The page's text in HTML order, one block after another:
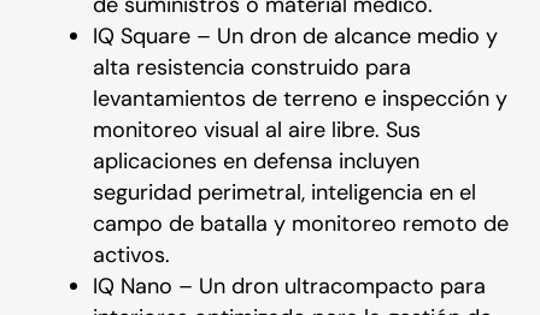
IQ Square – Un dron de alcance medio y
alta resistencia construido para
levantamientos de terreno e inspección y
monitoreo visual al aire libre. Sus
aplicaciones en defensa incluyen
seguridad perimetral, inteligencia en el
campo de batalla y monitoreo remoto de
activos.
IQ Nano – Un dron ultracompacto para